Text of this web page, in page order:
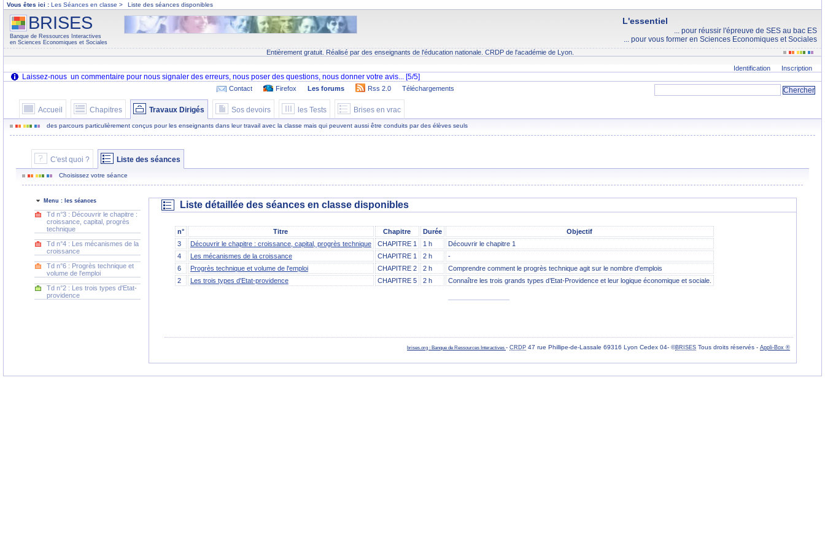
Vous êtes ici : Les Séances en classe > Liste des séances disponibles
L'essentiel
... pour réussir l'épreuve de SES au bac ES
... pour vous former en Sciences Economiques et Sociales
BRISES
Banque de Ressources Interactives
en Sciences Economiques et Sociales
Entièrement gratuit. Réalisé par des enseignants de l'éducation nationale. CRDP de l'académie de Lyon.
Identification Inscription
Contact Firefox Les forums Rss 2.0 Téléchargements
Accueil Chapitres Travaux Dirigés Sos devoirs les Tests Brises en vrac
des parcours particulièrement conçus pour les enseignants dans leur travail avec la classe mais qui peuvent aussi être conduits par des élèves seuls
C'est quoi ? Liste des séances
Choisissez votre séance
Menu : les séances
Td n°3 : Découvrir le chapitre :
croissance, capital, progrès
technique
Td n°4 : Les mécanismes de la
croissance
Td n°6 : Progrès technique et
volume de l'emploi
Td n°2 : Les trois types d'Etat-
providence
Liste détaillée des séances en classe disponibles
n° Titre Chapitre Durée
Objectif
3
Découvrir le chapitre : croissance, capital, progrès technique CHAPITRE 1 1 h
Découvrir le chapitre 1
4
Les mécanismes de la croissance CHAPITRE 1 2 h
-
6
Progrès technique et volume de l'emploi CHAPITRE 2 2 h
Comprendre comment le progrès technique agit sur le nombre d'emplois
2
Les trois types d'Etat-providence CHAPITRE 5 2 h Connaître les trois grands types d’Etat-Providence et leur logique économique et sociale.
brises.org : Banque de Ressources Interactives - CRDP 47 rue Phillipe-de-Lassale 69316 Lyon Cedex 04- ©BRISES Tous droits réservés - Appli-Box ®